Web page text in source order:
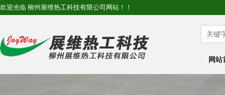
欢迎光临 柳州展维热工科技有限公司网站！！
网站